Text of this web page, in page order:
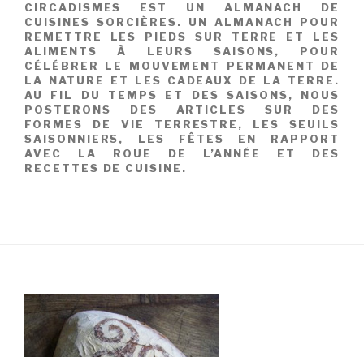
CIRCADISMES EST UN ALMANACH DE
CUISINES SORCIÈRES. UN ALMANACH POUR
REMETTRE LES PIEDS SUR TERRE ET LES
ALIMENTS À LEURS SAISONS, POUR
CÉLÉBRER LE MOUVEMENT PERMANENT DE
LA NATURE ET LES CADEAUX DE LA TERRE.
AU FIL DU TEMPS ET DES SAISONS, NOUS
POSTERONS DES ARTICLES SUR DES
FORMES DE VIE TERRESTRE, LES SEUILS
SAISONNIERS, LES FÊTES EN RAPPORT
AVEC LA ROUE DE L’ANNÉE ET DES
RECETTES DE CUISINE.